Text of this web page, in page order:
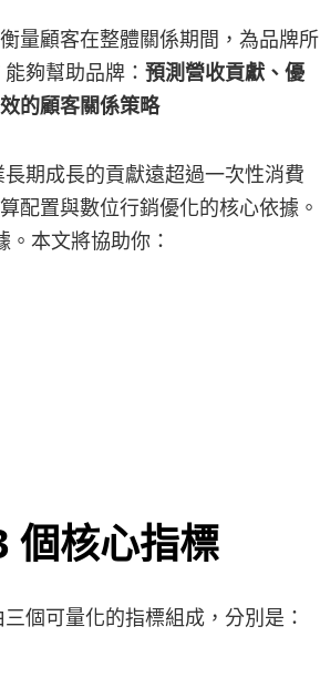
量顧客在整體關係期間，為品牌所
夠幫助品牌： 預測營收貢獻、優
的顧客關係策略
期成長的貢獻遠超過一次性消費
配置與數位行銷優化的核心依據。
本文將協助你：
個核心指標
個可量化的指標組成，分別是：